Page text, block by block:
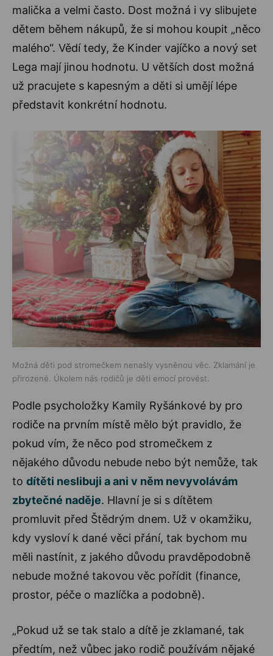
malička a velmi často. Dost možná i vy slibujete
dětem během nákupů, že si mohou koupit „něco
malého“. Vědí tedy, že Kinder vajíčko a nový set
Lega mají jinou hodnotu. U větších dost možná
už pracujete s kapesným a děti si umějí lépe
představit konkrétní hodnotu.
Možná děti pod stromečkem nenašly vysněnou věc. Zklamání je
přirozené. Úkolem nás rodičů je děti emocí provést.
Podle psycholožky Kamily Ryšánkové by pro
rodiče na prvním místě mělo být pravidlo, že
pokud vím, že něco pod stromečkem z
nějakého důvodu nebude nebo být nemůže, tak
to dítěti neslibuji a ani v něm nevyvolávám
zbytečné naděje. Hlavní je si s dítětem
promluvit před Štědrým dnem. Už v okamžiku,
kdy vysloví k dané věci přání, tak bychom mu
měli nastínit, z jakého důvodu pravděpodobně
nebude možné takovou věc pořídit (finance,
prostor, péče o mazlíčka a podobně).
„Pokud už se tak stalo a dítě je zklamané, tak
předtím, než vůbec jako rodič používám nějaké